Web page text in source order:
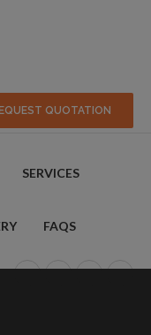
QUOTATION
SERVICES
FAQS